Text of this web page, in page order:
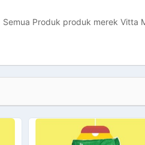
BUKU & ALAT TULIS HOBI &
Semua Produk produk merek Vitta